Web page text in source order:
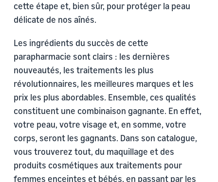
cette étape et, bien sûr, pour protéger la peau
délicate de nos aînés.
Les ingrédients du succès de cette
parapharmacie sont clairs : les dernières
nouveautés, les traitements les plus
révolutionnaires, les meilleures marques et les
prix les plus abordables. Ensemble, ces qualités
constituent une combinaison gagnante. En effet,
votre peau, votre visage et, en somme, votre
corps, seront les gagnants. Dans son catalogue,
vous trouverez tout, du maquillage et des
produits cosmétiques aux traitements pour
femmes enceintes et bébés, en passant par les